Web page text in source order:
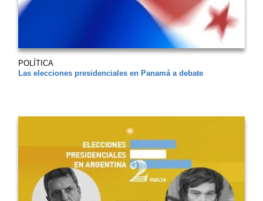
POLÍTICA
Las elecciones presidenciales en Panamá a debate